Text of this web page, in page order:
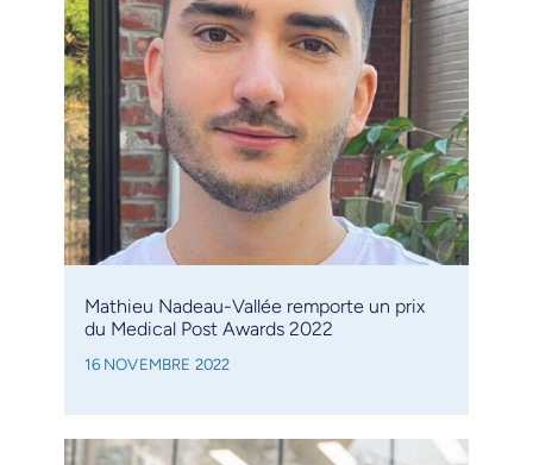
Mathieu Nadeau-Vallée remporte un prix
du Medical Post Awards 2022
16 NOVEMBRE 2022